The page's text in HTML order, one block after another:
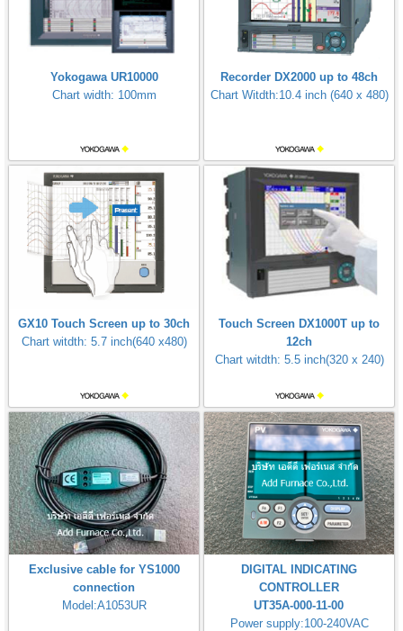
Yokogawa UR10000
Chart width: 100mm
Recorder DX2000 up to 48ch
Chart Witdth:10.4 inch (640 x 480)
GX10 Touch Screen up to 30ch
Chart witdth: 5.7 inch(640 x480)
Touch Screen DX1000T up to
12ch
Chart witdth: 5.5 inch(320 x 240)
Exclusive cable for YS1000
connection
Model:A1053UR
DIGITAL INDICATING
CONTROLLER
UT35A-000-11-00
Power supply:100-240VAC